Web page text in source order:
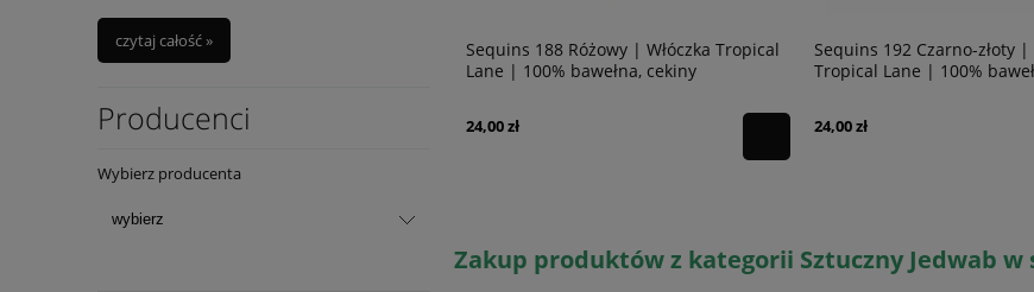
czytaj całość »
Producenci
Wybierz producenta
Sequins 189 Beżowy | Włóczka Tropical
24,00 zł
Sequins 188 Różowy | Włóczka Tropical
Lane | 100% bawełna, cekiny
24,00 zł
Sequins 192 Czarno-złoty |
Tropical Lane | 100%
24,00 zł
Zakup produktów z kategorii Sztuczny Jedwab